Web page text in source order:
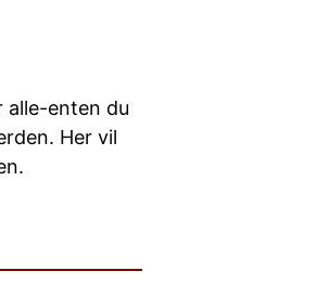
alle-enten du
Her vil